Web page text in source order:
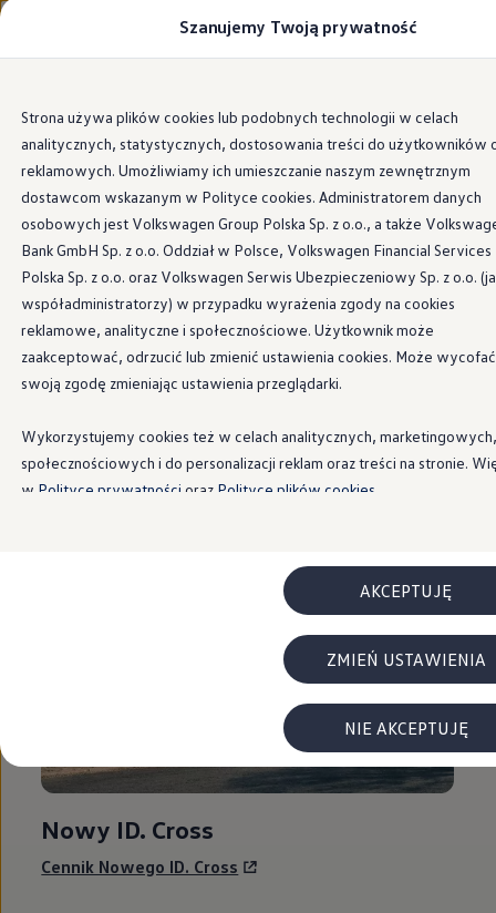
głównej
zawartości
do
stopki
Modele i konfigurator
Auta dostępne od ręki
Cenniki
Modele elektryczne i elektromobilność
Modele elektryczne
Modele elektryczne
Samochody hybrydowe
Przyszłe modele i auta koncepcyjne
ID.4 GTX Xtreme
ID.5 GTX “Xcite”
Nowy ID. Polo GTI
Ładowanie i zasięg
Ładowanie samochodu elektrycznego w domu
Ładowanie samochodu elektrycznego w trasie
Zasięg samochodów elektrycznych
Sposoby płatności
Korzyści i koszty
Koszty utrzymania
Leasing
Najem
Baterie wysokonapięciowe aut elektrycznych
Wyświetlacz head-up z rozszerzoną
System hamowania i odzyskiwanie energii
ID. Sound – poznaj wyjątkowy dźwięk
Strategia Way to Zero
Pozyskiwanie surowców przez recykling
BlueMotion Technologies
WLTP – zużycie paliwa i emisja CO₂
Recykling samochodów
Oprogramowanie i łączność
ID. Software 6
ID. Software i aktualizacje
CennikiVolkswagen.
Sprawdź cennik Twojego wymarzonego modelu
Volkswagena.
Nowości
Nowy ID. Cross
Cennik Nowego ID. Cross
Szanujemy Twoją prywatność
Strona używa plików cookies lub podobnych technologii w celach
analitycznych, statystycznych, dostosowania treści do użytkowników
reklamowych. Umożliwiamy ich umieszczanie naszym zewnętrznym
dostawcom wskazanym w Polityce cookies. Administratorem danych
osobowych jest Volkswagen Group Polska Sp. z o.o., a także
Bank GmbH Sp. z o.o. Oddział w Polsce, Volkswagen Financial Services
Polska Sp. z o.o. oraz Volkswagen Serwis Ubezpieczeniowy Sp. z o.o.
współadministratorzy) w przypadku wyrażenia zgody na cookies
reklamowe, analityczne i społecznościowe. Użytkownik może
zaakceptować, odrzucić lub zmienić ustawienia cookies. Może wycofać
swoją zgodę zmieniając ustawienia przeglądarki.
Wykorzystujemy cookies też w celach analitycznych, marketingowych,
społecznościowych i do personalizacji reklam oraz treści na stronie.
w Polityce prywatności oraz Polityce plików cookies.
AKCEPTUJĘ
NIE AKCEPTUJĘ
ZMIEŃ USTAWIENIA